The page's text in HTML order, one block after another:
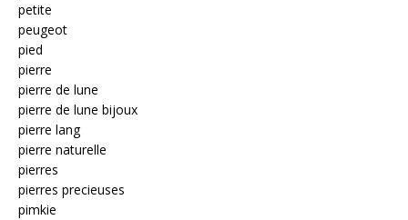
petite
peugeot
pied
pierre
pierre de lune
pierre de lune bijoux
pierre lang
pierre naturelle
pierres
pierres precieuses
pimkie